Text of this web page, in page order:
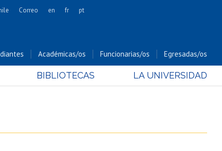
Cs. Forestales y Conservación
Cs. Sociales
Correo en fr pt
Académicas/os Funcionarias/os Egresadas/os
BIBLIOTECAS LA UNIVERSIDAD